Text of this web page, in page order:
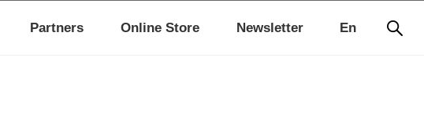
En
Partners Online Store Newsletter